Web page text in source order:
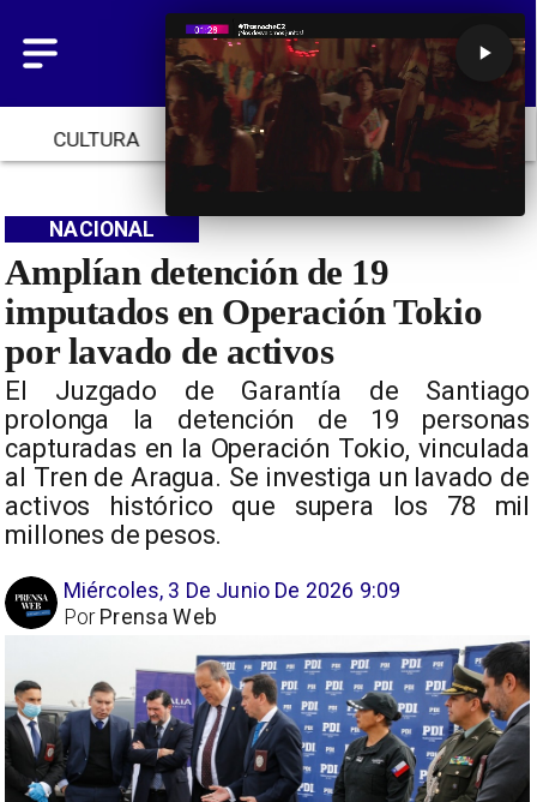
CULTURA TENDENCIAS INICIO
Amplían detención de 19
imputados en Operación Tokio
por lavado de activos
El Juzgado de Garantía de Santiago
prolonga la detención de 19 personas
capturadas en la Operación Tokio, vinculada
al Tren de Aragua. Se investiga un lavado de
activos histórico que supera los 78 mil
millones de pesos.
NACIONAL
Miércoles, 3 De Junio De 2026 9:09
Prensa Web
Por